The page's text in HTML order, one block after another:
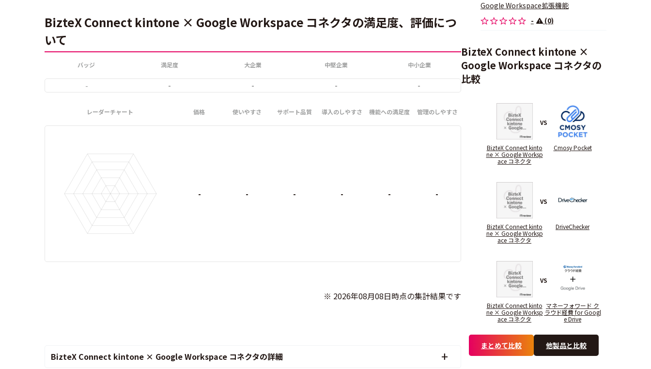
BizteX Connect kintone × Google Workspace コネクタの満足度、評価につ
いて
バッジ 満足度 大企業 中堅企業 中小企業
- - - - -
レーダーチャート 価格 使いやすさ サポート品質 導入のしやすさ 機能への満足度 管理のしやすさ
- - - - - -
BizteX Connect kintone × Google Workspace コネクタの詳細
Google Workspace拡張機能
-
(0)
BizteX Connect kintone ×
Google Workspace コネクタの
比較
BizteX Connect kinto
ne × Google Worksp
ace コネクタ
VS
Cmosy Pocket
BizteX Connect kinto
ne × Google Worksp
ace コネクタ
VS
DriveChecker
BizteX Connect kinto
ne × Google Worksp
ace コネクタ
VS
マネーフォワード ク
ラウド経費 for Googl
e Drive
まとめて比較 他製品と比較